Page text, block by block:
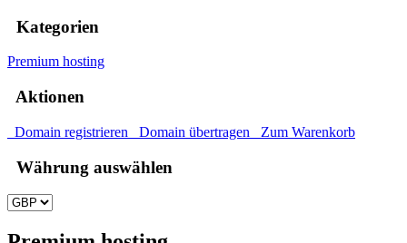
Kategorien
Premium hosting
Aktionen
Domain registrieren Domain übertragen Zum Warenkorb
Währung auswählen